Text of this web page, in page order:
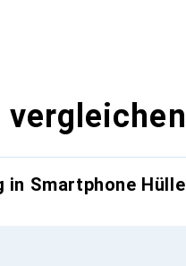
vergleichen
in Smartphone Hülle